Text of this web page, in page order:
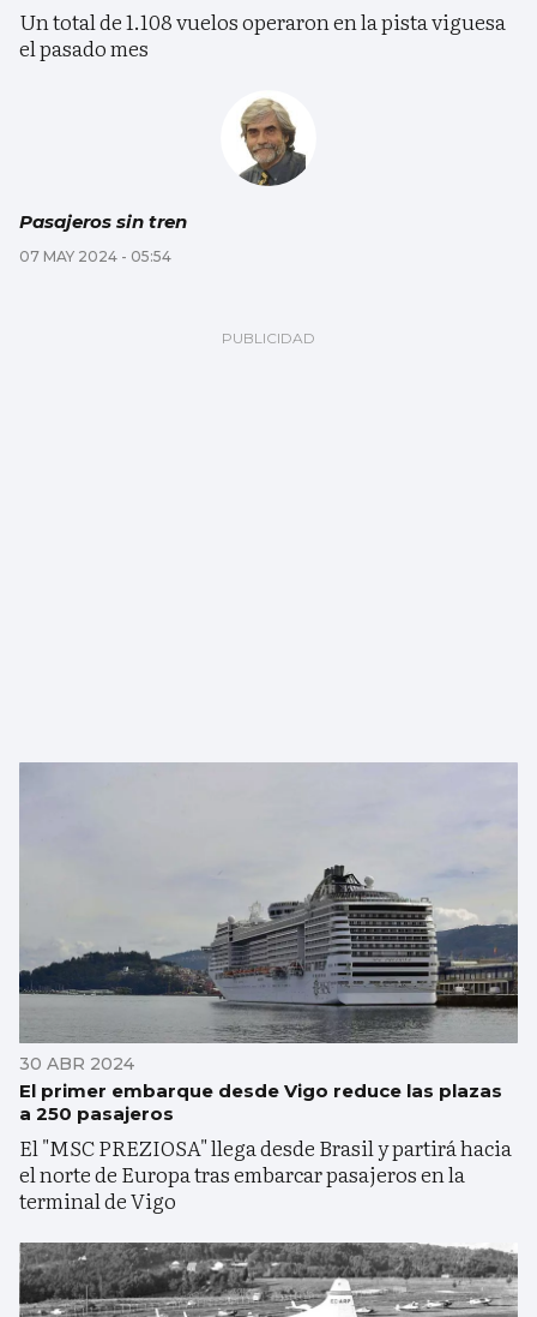
Un total de 1.108 vuelos operaron en la pista viguesa
el pasado mes
Pasajeros sin tren
07 MAY 2024 - 05:54
30 ABR 2024
El primer embarque desde Vigo reduce las plazas
a 250 pasajeros
El "MSC PREZIOSA" llega desde Brasil y partirá hacia
el norte de Europa tras embarcar pasajeros en la
terminal de Vigo